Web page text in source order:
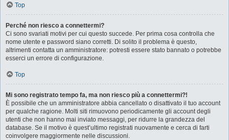
Top
Perché non riesco a connettermi?
Ci sono svariati motivi per cui questo succede. Per prima cosa controlla che
nome utente e password siano corretti. Di solito il problema è questo,
altrimenti contatta un amministratore: potresti essere stato bannato o potrebbe
esserci un errore di configurazione.
Top
Mi sono registrato tempo fa, ma non riesco più a connettermi?!
È possibile che un amministratore abbia cancellato o disattivato il tuo account
per qualche ragione. Molti siti rimuovono periodicamente gli account degli
utenti che non hanno mai inviato messaggi, per ridurre la grandezza del
database. Se il motivo è quest’ultimo registrati nuovamente e cerca di farti
coinvolgere maggiormente nelle discussioni.